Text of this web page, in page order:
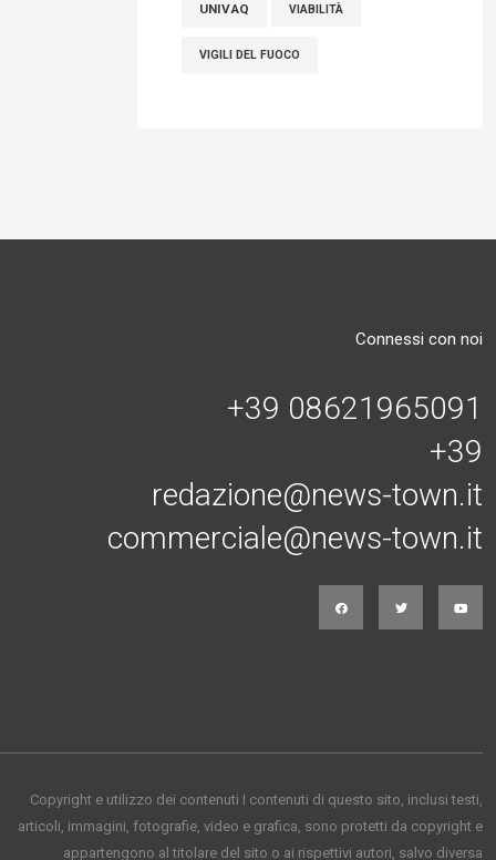
UNIVAQ VIABILITÀ
VIGILI DEL FUOCO
Connessi con noi
+39 08621965091
+39
redazione@news-town.it
commerciale@news-town.it
Copyright e utilizzo dei contenuti I contenuti di questo sito, inclusi testi,
articoli, immagini, fotografie, video e grafica, sono protetti da copyright e
appartengono al titolare del sito o ai rispettivi autori, salvo diversa